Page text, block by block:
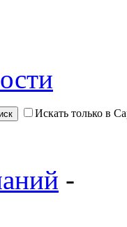
Искать только в
-